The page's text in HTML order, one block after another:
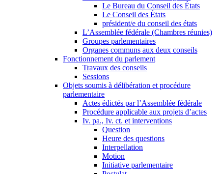
Le Bureau du Conseil des États
Le Conseil des États
président/e du conseil des états
L’Assemblée fédérale (Chambres réunies)
Groupes parlementaires
Organes communs aux deux conseils
Fonctionnement du parlement
Travaux des conseils
Sessions
Objets soumis à délibération et procédure
parlementaire
Actes édictés par l’Assemblée fédérale
Procédure applicable aux projets d’actes
Iv. pa., Iv. ct. et interventions
Question
Heure des questions
Interpellation
Motion
Initiative parlementaire